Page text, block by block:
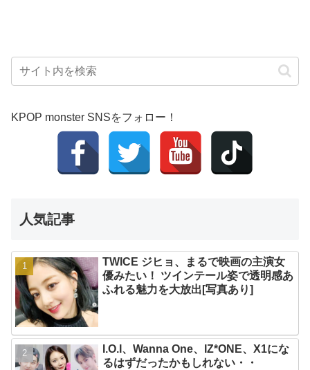
KPOP monster SNSをフォロー！
人気記事
TWICE ジヒョ、まるで映画の主演女
優みたい！ ツインテール姿で透明感あ
ふれる魅力を大放出[写真あり]
I.O.I、Wanna One、IZ*ONE、X1にな
るはずだったかもしれない・・